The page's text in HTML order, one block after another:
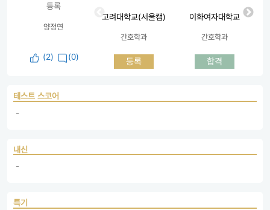
등록
양정연
(2) (0)
고려대학교(서울캠)
간호학과
등록
이화여자대학교
간호학과
합격
테스트 스코어
-
내신
-
특기